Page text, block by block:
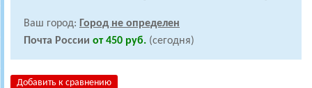
Ваш город: Город не определен
Почта России от 450 руб. (сегодня)
Добавить к сравнению